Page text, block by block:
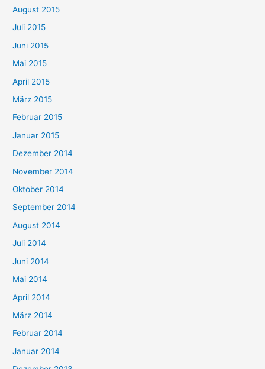
August 2015
Juli 2015
Juni 2015
Mai 2015
April 2015
März 2015
Februar 2015
Januar 2015
Dezember 2014
November 2014
Oktober 2014
September 2014
August 2014
Juli 2014
Juni 2014
Mai 2014
April 2014
März 2014
Februar 2014
Januar 2014